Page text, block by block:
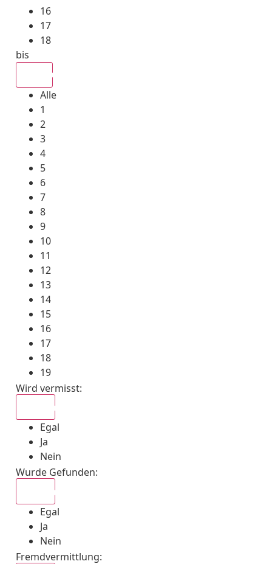
16
17
18
bis
Alle
1
2
3
4
5
6
7
8
9
10
11
12
13
14
15
16
17
18
19
Wird vermisst:
Egal
Ja
Nein
Wurde Gefunden:
Egal
Ja
Nein
Fremdvermittlung: